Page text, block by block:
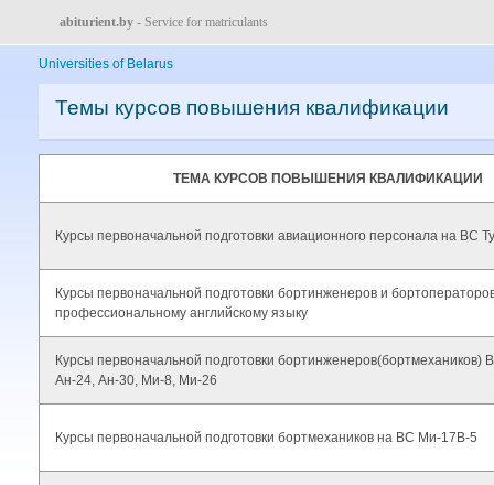
abiturient.by - Service for matriculants
Universities of Belarus
Темы курсов повышения квалификации
ТЕМА КУРСОВ ПОВЫШЕНИЯ КВАЛИФИКАЦИИ
Курсы первоначальной подготовки авиационного персонала на ВС
Курсы первоначальной подготовки бортинженеров и
профессиональному английскому языку
Курсы первоначальной подготовки бортинженеров(бортмехаников)
Ан-24, Ан-30, Ми-8, Ми-26
Курсы первоначальной подготовки бортмехаников на ВС Ми-17В-5